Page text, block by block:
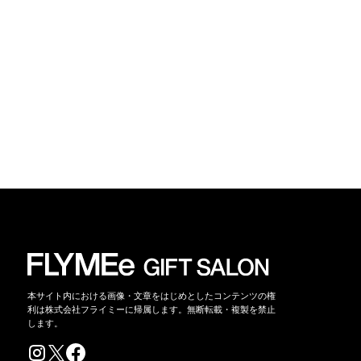
本サイト内における画像・文章をはじめとしたコンテンツの権
利は株式会社フライミーに帰属します。無断転載・複製を禁止
します。